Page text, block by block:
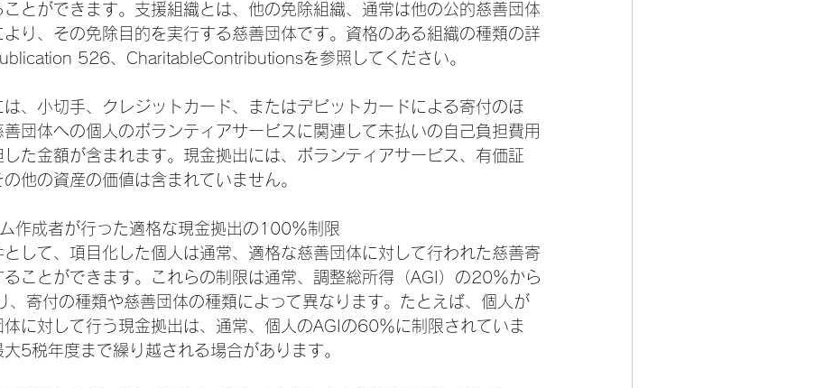
ことができます。支援組織とは、他の免除組織、通常は他の公的慈善団体
より、その免除目的を実行する慈善団体です。資格のある組織の種類の詳
526、CharitableContributionsを参照してください。
、小切手、クレジットカード、またはデビットカードによる寄付のほ
団体への個人のボランティアサービスに関連して未払いの自己負担費用
した金額が含まれます。現金拠出には、ボランティアサービス、有価証
他の資産の価値は含まれていません。
作成者が行った適格な現金拠出の100％制限
して、項目化した個人は通常、適格な慈善団体に対して行われた慈善寄
ことができます。これらの制限は通常、調整総所得（AGI）の20％から
、寄付の種類や慈善団体の種類によって異なります。たとえば、個人が
に対して行う現金拠出は、通常、個人のAGIの60％に制限されていま
5税年度まで繰り越される場合があります。